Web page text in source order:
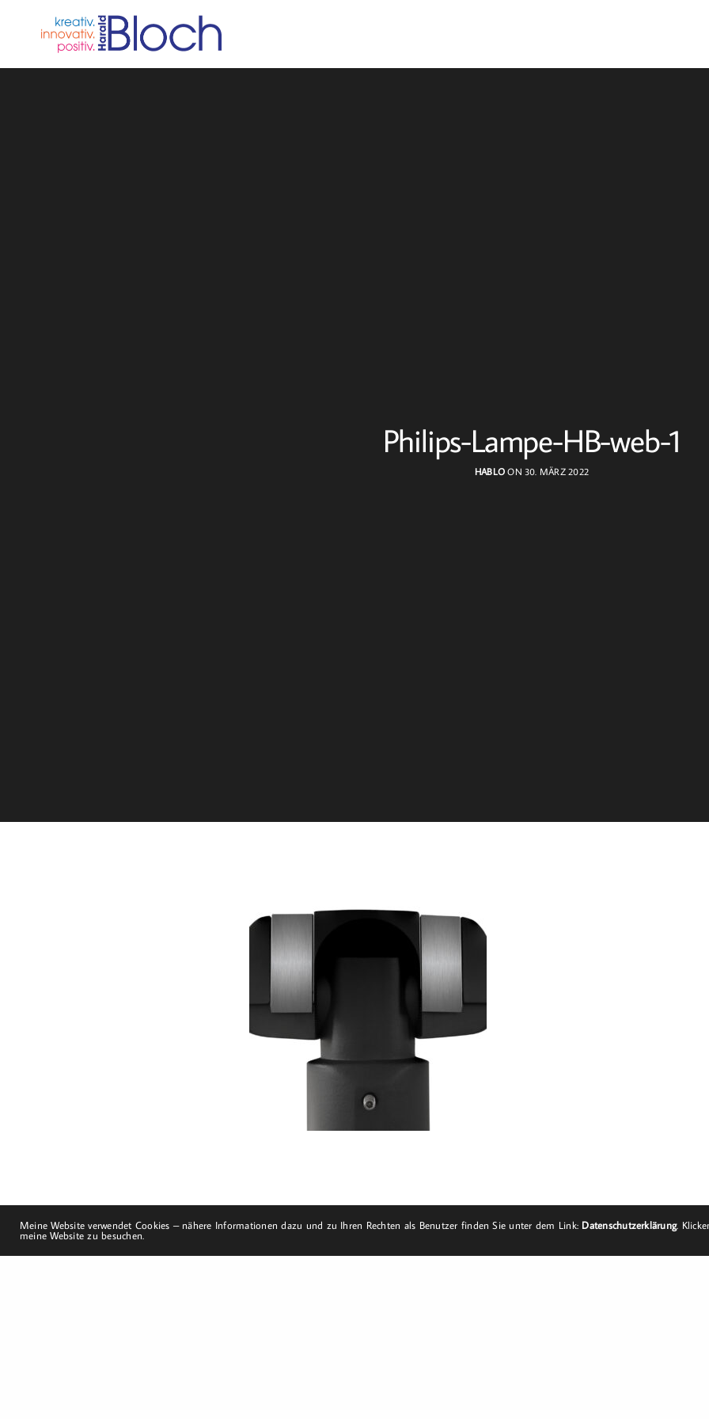
Philips-Lampe-HB-web-1
HABLO ON 30. MÄRZ 2022
Dorfstraße 8
19217 Kuhlrade | Carlow
Email: mail@harald-
Meine Website verwendet Cookies – nähere Informationen dazu und zu Ihren Rechten als Benutzer finden Sie unter dem Link: Datenschutzerklärung.
meine Website zu besuchen.